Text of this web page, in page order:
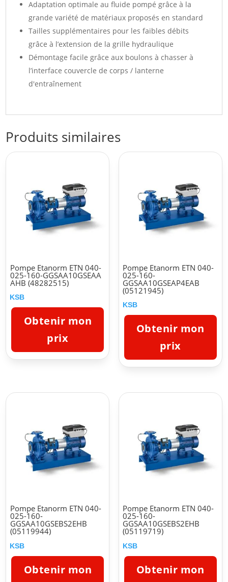
Adaptation optimale au fluide pompé grâce à la
grande variété de matériaux proposés en standard
Tailles supplémentaires pour les faibles débits
grâce à l’extension de la grille hydraulique
Démontage facile grâce aux boulons à chasser à
l’interface couvercle de corps / lanterne
d'entraînement
Produits similaires
Pompe Etanorm ETN 040-
025-160-GGSAA10GSEAA
AHB (48282515)
KSB
Obtenir mon
prix
Pompe Etanorm ETN 040-
025-160-
GGSAA10GSEAP4EAB
(05121945)
KSB
Obtenir mon
prix
Pompe Etanorm ETN 040-
025-160-
GGSAA10GSEBS2EHB
(05119944)
KSB
Obtenir mon
Pompe Etanorm ETN 040-
025-160-
GGSAA10GSEBS2EHB
(05119719)
KSB
Obtenir mon